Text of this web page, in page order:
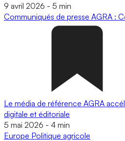
9 avril 2026 - 5 min
Communiqués de presse AGRA :
Le média de référence AGRA
digitale et éditoriale
5 mai 2026 - 4 min
Europe Politique agricole